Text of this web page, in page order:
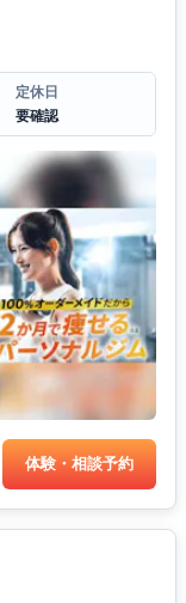
定休日
要確認
体験・相談予約